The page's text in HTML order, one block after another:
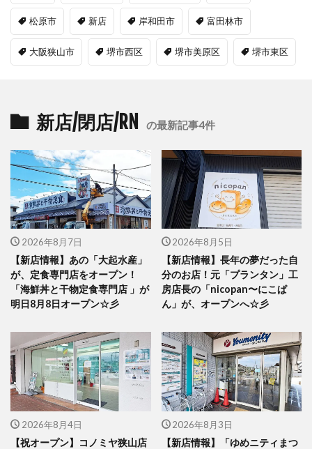
松原市 新店 岸和田市 富田林市
大阪狭山市 堺市西区 堺市美原区 堺市東区
新店/閉店/RN の最新記事4件
2026年8月7日
【新店情報】あの「大起水産」
が、定食専門店をオープン！
「海鮮丼と干物定食専門店 」が
明日8月8日オープン☆彡
2026年8月5日
【新店情報】長年の夢だった自
分のお店！元「プランタン」工
房店長の「nicopan〜にこぱ
ん」が、オープンへ☆彡
2026年8月4日
【祝オープン】コノミヤ狭山店
2026年8月3日
【新店情報】「ゆめニティまつ